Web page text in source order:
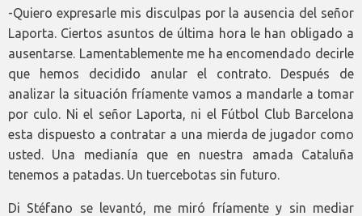
-Quiero expresarle mis disculpas por la ausencia del señor
Laporta. Ciertos asuntos de última hora le han obligado a
ausentarse. Lamentablemente me ha encomendado decirle
que hemos decidido anular el contrato. Después de
analizar la situación fríamente vamos a mandarle a tomar
por culo. Ni el señor Laporta, ni el Fútbol Club Barcelona
esta dispuesto a contratar a una mierda de jugador como
usted. Una medianía que en nuestra amada Cataluña
tenemos a patadas. Un tuercebotas sin futuro.
Di Stéfano se levantó, me miró fríamente y sin mediar